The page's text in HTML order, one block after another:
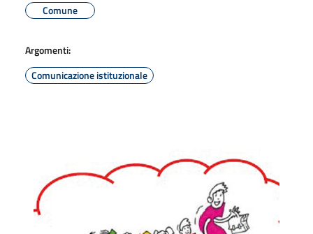
Comune
Argomenti:
Comunicazione istituzionale